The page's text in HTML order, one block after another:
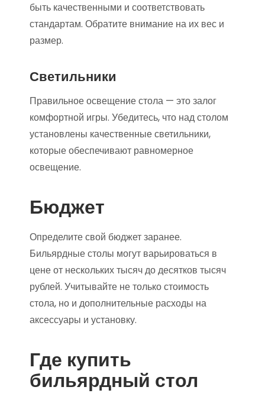
быть качественными и соответствовать
стандартам. Обратите внимание на их вес и
размер.
Светильники
Правильное освещение стола — это залог
комфортной игры. Убедитесь, что над столом
установлены качественные светильники,
которые обеспечивают равномерное
освещение.
Бюджет
Определите свой бюджет заранее.
Бильярдные столы могут варьироваться в
цене от нескольких тысяч до десятков тысяч
рублей. Учитывайте не только стоимость
стола, но и дополнительные расходы на
аксессуары и установку.
Где купить
бильярдный стол